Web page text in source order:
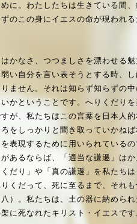
に。わたしたちは生きている間
のこの身にイエスの命が現われる
かなさ、つつましさを漂わせる
い自分を言い表そうとする時、
ません。それは知らず知らずの
かということです。へりくだり
が、私たちはこの言葉を日本人的
をしっかりと聞き取っていかね
表現するために用いられているの
あるならば、「適当な謙遜」は
だり」や「真の謙遜」を私たち
くだって、死に至るまで、それ
）。私たちは、土の器に納めら
に死なれたキリスト・イエスです